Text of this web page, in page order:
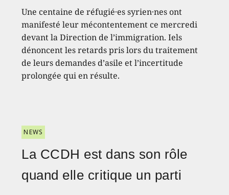
Une centaine de réfugié·es syrien·nes ont
manifesté leur mécontentement ce mercredi
devant la Direction de l’immigration. Iels
dénoncent les retards pris lors du traitement
de leurs demandes d’asile et l’incertitude
prolongée qui en résulte.
NEWS
La CCDH est dans son rôle
quand elle critique un parti